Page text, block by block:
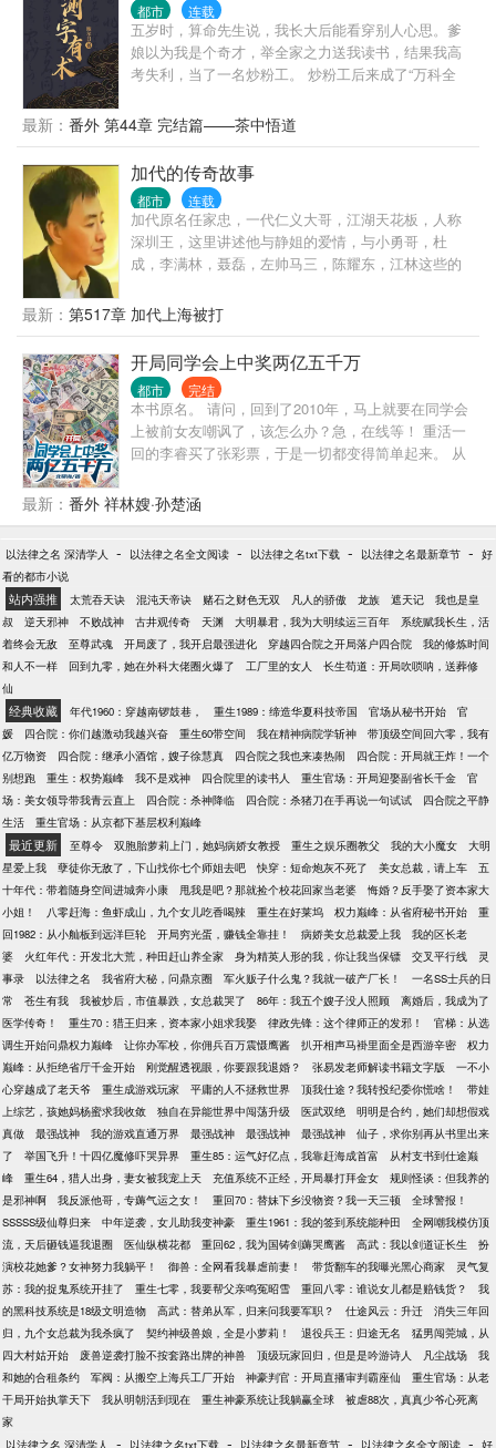
都市 连载
五岁时，算命先生说，我长大后能看穿别人心思。爹
娘以为我是个奇才，举全家之力送我读书，结果我高
考失利，当了一名炒粉工。 炒粉工后来成了“万科全
不是你，你可以成为不一样的烟火。 翻开第一页看一
句段评，相当于作品简介。
最新： 番外 第44章 完结篇——茶中悟道
加代的传奇故事
都市 连载
加代原名任家忠，一代仁义大哥，江湖天花板，人称
深圳王，这里讲述他与静姐的爱情，与小勇哥，杜
成，李满林，聂磊，左帅马三，陈耀东，江林这些的
弟，这里讲述加代大哥的江湖。
最新： 第517章 加代上海被打
开局同学会上中奖两亿五千万
都市 完结
本书原名。 请问，回到了2010年，马上就要在同学会
上被前女友嘲讽了，该怎么办？急，在线等！ 重活一
回的李睿买了张彩票，于是一切都变得简单起来。 从
业，赚取无数的财富，站在幕后控制全球经济的运
行。 终于有一天，这个世界上所有人都笼罩在李睿的
可以为所欲为！
最新： 番外 祥林嫂·孙楚涵
以法律之名 深清学人 - 以法律之名全文阅读 - 以法律之名txt下载 - 以法律之名最新章节 - 好
看的都市小说
站内强推 太荒吞天诀 混沌天帝诀 赌石之财色无双 凡人的骄傲 龙族 遮天记
我也是皇
叔
逆天邪神 不败战神 古井观传奇 天渊 大明暴君，我为大明续运三百年
系统赋我长生，活
着终会无敌
至尊武魂 开局废了，我开启最强进化 穿越四合院之开局落户四合院
我的修炼时间
和人不一样
回到九零，她在外科大佬圈火爆了 工厂里的女人
长生苟道：开局吹唢呐，送葬修
仙
经典收藏 年代1960：穿越南锣鼓巷， 重生1989：缔造华夏科技帝国 官场从秘书开始
官
媛
四合院：你们越激动我越兴奋 重生60带空间 我在精神病院学斩神
带顶级空间回六零，我有
亿万物资
四合院：继承小酒馆，嫂子徐慧真 四合院之我也来凑热闹
四合院：开局就王炸！一个
别想跑
重生：权势巅峰 我不是戏神 四合院里的读书人 重生官场：开局迎娶副省长千金
官
场：美女领导带我青云直上
四合院：杀神降临 四合院：杀猪刀在手再说一句试试
四合院之平静
生活
重生官场：从京都下基层权利巅峰
最近更新 至尊令 双胞胎萝莉上门，她妈病娇女教授 重生之娱乐圈教父 我的大小魔女
大明
星爱上我
孽徒你无敌了，下山找你七个师姐去吧 快穿：短命炮灰不死了 美女总裁，请上车
五
十年代：带着随身空间进城奔小康
甩我是吧？那就捡个校花回家当老婆
悔婚？反手娶了资本家大
小姐！
八零赶海：鱼虾成山，九个女儿吃香喝辣 重生在好莱坞 权力巅峰：从省府秘书开始
重
回1982：从小舢板到远洋巨轮
开局穷光蛋，赚钱全靠挂！ 病娇美女总裁爱上我
我的区长老
婆
火红年代：开发北大荒，种田赶山养全家 身为精英人形的我，你让我当保镖 交叉平行线
灵
事录
以法律之名 我省府大秘，问鼎京圈 军火贩子什么鬼？我就一破产厂长！
一名SS士兵的日
常
苍生有我 我被炒后，市值暴跌，女总裁哭了 86年：我五个嫂子没人照顾
离婚后，我成为了
医学传奇！
重生70：猎王归来，资本家小姐求我娶 律政先锋：这个律师正的发邪！
官梯：从选
调生开始问鼎权力巅峰
让你办军校，你佣兵百万震慑鹰酱 扒开相声马褂里面全是西游辛密
权力
巅峰：从拒绝省厅千金开始
刚觉醒透视眼，你要跟我退婚？ 张易发老师解读书籍文字版
一不小
心穿越成了老天爷
重生成游戏玩家 平庸的人不拯救世界 顶我仕途？我转投纪委你慌啥！
带娃
上综艺，孩她妈杨蜜求我收敛
独自在异能世界中闯荡升级 医武双绝
明明是合约，她们却想假戏
真做
最强战神 我的游戏直通万界 最强战神 最强战神 最强战神
仙子，求你别再从书里出来
了
举国飞升！十四亿魔修吓哭异界 重生85：运气好亿点，我靠赶海成首富
从村支书到仕途巅
峰
重生64，猎人出身，妻女被我宠上天 充值系统不正经，开局暴打拜金女
规则怪谈：但我养的
是邪神啊
我反派他哥，专薅气运之女！ 重回70：替妹下乡没物资？我一天三顿
全球警报！
SSSSS级仙尊归来
中年逆袭，女儿助我变神豪 重生1961：我的签到系统能种田
全网嘲我模仿顶
流，天后砸钱逼我退圈
医仙纵横花都 重回62，我为国铸剑薅哭鹰酱 高武：我以剑道证长生
扮
演校花她爹？女神努力我躺平！
御兽：全网看我暴虐前妻！ 带货翻车的我曝光黑心商家
灵气复
苏：我的捉鬼系统开挂了
重生七零，我要帮父亲鸣冤昭雪 重回八零：谁说女儿都是赔钱货？
我
的黑科技系统是18级文明造物
高武：替弟从军，归来问我要军职？ 仕途风云：升迁
消失三年回
归，九个女总裁为我杀疯了
契约神级兽娘，全是小萝莉！ 退役兵王：归途无名
猛男闯莞城，从
四大村姑开始
废兽逆袭打脸不按套路出牌的神兽 顶级玩家回归，但是是吟游诗人 凡尘战场
我
和她的合租条约
军阀：从搬空上海兵工厂开始 神豪判官：开局直播审判霸座仙
重生官场：从老
干局开始执掌天下
我从明朝活到现在 重生神豪系统让我躺赢全球
被虐88次，真真少爷心死离
家
以法律之名 深清学人
- 以法律之名txt下载 - 以法律之名最新章节 - 以法律之名全文阅读 - 好